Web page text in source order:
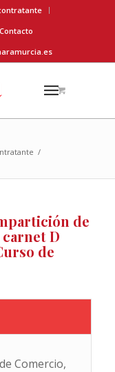
Contacto
/
de
D
de
Comercio,